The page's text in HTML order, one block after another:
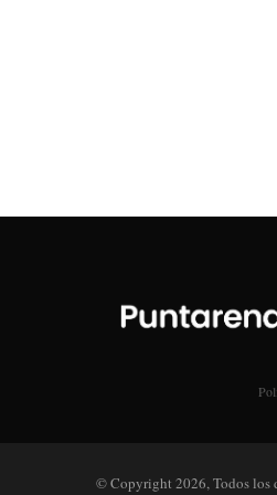
© Copyright 2026, Todos los